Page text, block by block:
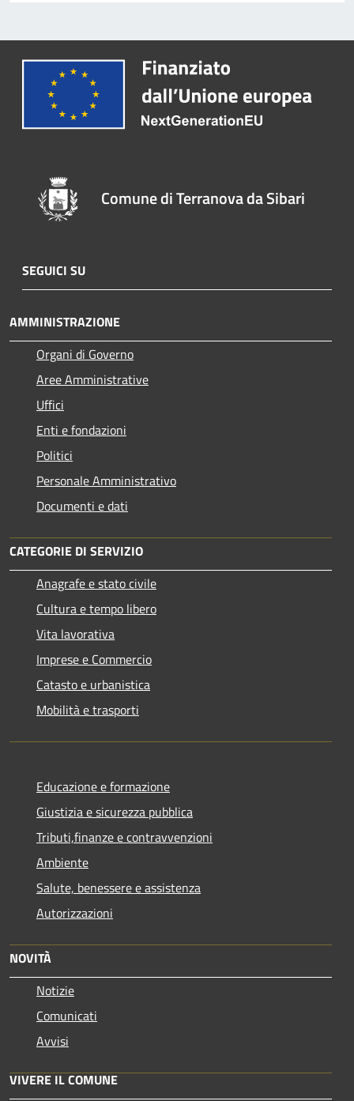
Comune di Terranova da Sibari
SEGUICI SU
AMMINISTRAZIONE
Organi di Governo
Aree Amministrative
Uffici
Enti e fondazioni
Politici
Personale Amministrativo
Documenti e dati
CATEGORIE DI SERVIZIO
Anagrafe e stato civile
Cultura e tempo libero
Vita lavorativa
Imprese e Commercio
Catasto e urbanistica
Mobilità e trasporti
Educazione e formazione
Giustizia e sicurezza pubblica
Tributi,finanze e contravvenzioni
Ambiente
Salute, benessere e assistenza
Autorizzazioni
NOVITÀ
Notizie
Comunicati
Avvisi
VIVERE IL COMUNE